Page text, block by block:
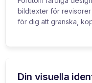
bildtexter för
för dig att granska,
Din visuella